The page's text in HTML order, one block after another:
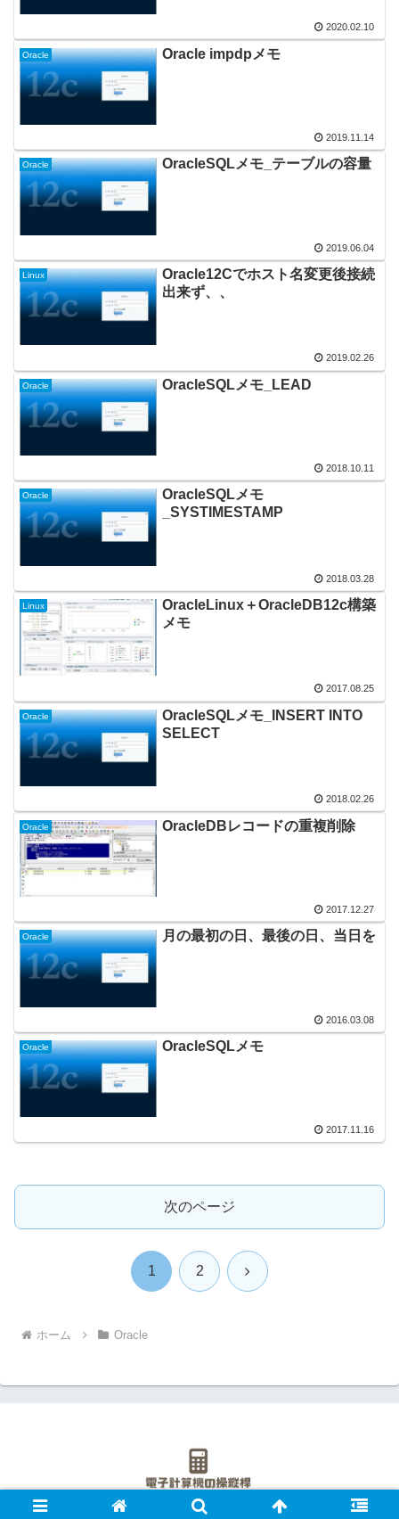
2020.02.10
Oracle Oracle impdpメモ
2019.11.14
Oracle OracleSQLメモ_テーブルの容量
2019.06.04
Linux
Oracle12Cでホスト名変更後接続
出来ず、、
2019.02.26
Oracle OracleSQLメモ_LEAD
2018.10.11
Oracle
OracleSQLメモ
_SYSTIMESTAMP
2018.03.28
Linux
OracleLinux＋OracleDB12c構築
メモ
2017.08.25
Oracle
OracleSQLメモ_INSERT INTO
SELECT
2018.02.26
Oracle OracleDBレコードの重複削除
2017.12.27
Oracle 月の最初の日、最後の日、当日を
2016.03.08
Oracle OracleSQLメモ
2017.11.16
次のページ
1 2 次
ホーム Oracle
Copyright © 2016-2026 電子計算機の操縦桿 All Rights Reserved.